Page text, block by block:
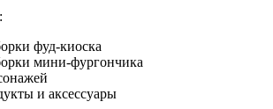
фуд-киоска
мини-фургончика
и аксессуары